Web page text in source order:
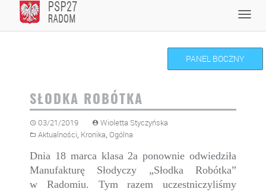
content
PANEL BOCZNY
SŁODKA ROBÓTKA
03/21/2019
Wioletta Styczyńska
Aktualności, Kronika, Ogólna
Dnia 18 marca klasa 2a ponownie odwiedziła
Manufakturę Słodyczy „Słodka Robótka”
w Radomiu. Tym razem uczestniczyliśmy